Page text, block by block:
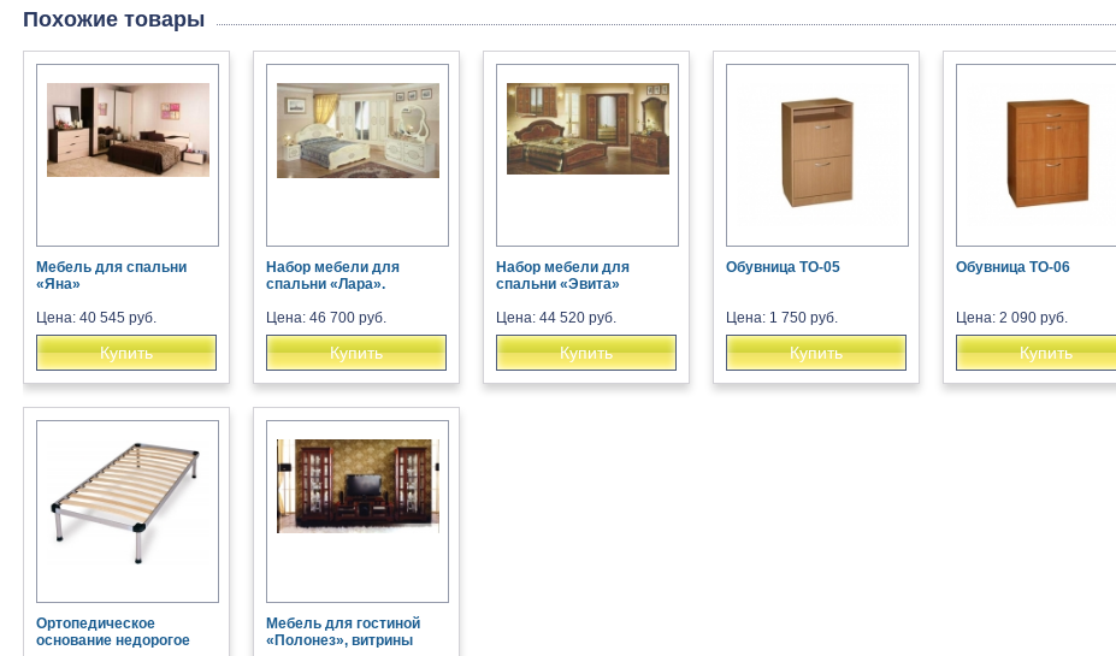
Похожие товары
Мебель для спальни
«Яна»
Цена: 40 545 руб.
Купить
Набор мебели для
спальни «Лара».
Цена: 46 700 руб.
Купить
Набор мебели для
спальни «Эвита»
Цена: 44 520 руб.
Купить
Обувница ТО-05
Цена: 1 750 руб.
Купить
Обувница ТО-06
Цена: 2 090 руб.
Купить
Ортопедическое
основание недорогое
Мебель для гостиной
«Полонез», витрины